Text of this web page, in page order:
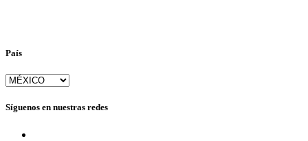
País
Síguenos en nuestras redes